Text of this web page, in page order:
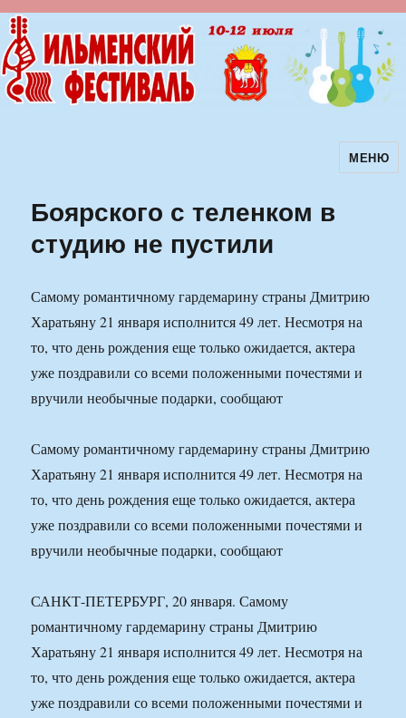
Ильменский фестиваль авторскойМЕНЮ
Боярского с теленком в
студию не пустили
Самому романтичному гардемарину страны Дмитрию
Харатьяну 21 января исполнится 49 лет. Несмотря на
то, что день рождения еще только ожидается, актера
уже поздравили со всеми положенными почестями и
вручили необычные подарки, сообщают
Самому романтичному гардемарину страны Дмитрию
Харатьяну 21 января исполнится 49 лет. Несмотря на
то, что день рождения еще только ожидается, актера
уже поздравили со всеми положенными почестями и
вручили необычные подарки, сообщают
САНКТ-ПЕТЕРБУРГ, 20 января. Самому
романтичному гардемарину страны Дмитрию
Харатьяну 21 января исполнится 49 лет. Несмотря на
то, что день рождения еще только ожидается, актера
уже поздравили со всеми положенными почестями и